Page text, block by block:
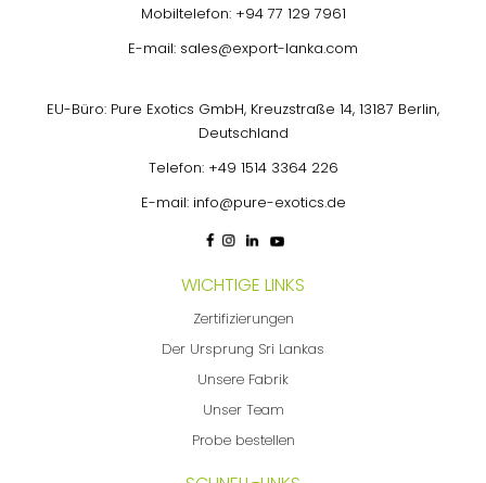
Mobiltelefon: +94 77 129 7961
E-mail: sales@export-lanka.com
EU-Büro: Pure Exotics GmbH, Kreuzstraße 14, 13187 Berlin,
Deutschland
Telefon: +49 1514 3364 226
E-mail: info@pure-exotics.de
WICHTIGE LINKS
Zertifizierungen
Der Ursprung Sri Lankas
Unsere Fabrik
Unser Team
Probe bestellen